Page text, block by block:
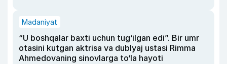
Madaniyat
“U boshqalar baxti uchun tug‘ilgan edi”. Bir umr
otasini kutgan aktrisa va dublyaj ustasi Rimma
Ahmedovaning sinovlarga to‘la hayoti